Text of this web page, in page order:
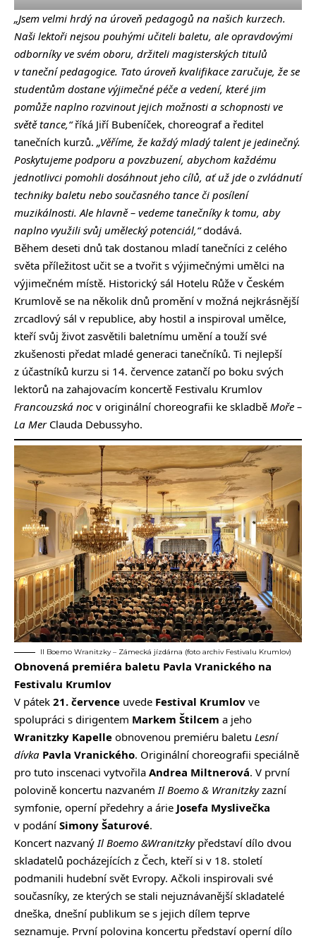
„Jsem velmi hrdý na úroveň pedagogů na našich kurzech.
Naši lektoři nejsou pouhými učiteli baletu, ale opravdovými
odborníky ve svém oboru, držiteli magisterských titulů
v taneční pedagogice. Tato úroveň kvalifikace zaručuje, že se
studentům dostane výjimečné péče a vedení, které jim
pomůže naplno rozvinout jejich možnosti a schopnosti ve
světě tance,“říká Jiří Bubeníček, choreograf a ředitel
tanečních kurzů. „Věříme, že každý mladý talent je jedinečný.
Poskytujeme podporu a povzbuzení, abychom každému
jednotlivci pomohli dosáhnout jeho cílů, ať už jde o zvládnutí
techniky baletu nebo současného tance či posílení
muzikálnosti. Ale hlavně – vedeme tanečníky k tomu, aby
naplno využili svůj umělecký potenciál,“dodává.
Během deseti dnů tak dostanou mladí tanečníci z celého
světa příležitost učit se a tvořit s výjimečnými umělci na
výjimečném místě. Historický sál Hotelu Růže v Českém
Krumlově se na několik dnů promění v možná nejkrásnější
zrcadlový sál v republice, aby hostil a inspiroval umělce,
kteří svůj život zasvětili baletnímu umění a touží své
zkušenosti předat mladé generaci tanečníků. Ti nejlepší
z účastníků kurzu si 14. července zatančí po boku svých
lektorů na zahajovacím koncertě Festivalu Krumlov
Francouzská noc v originální choreografii ke skladbě Moře –
La MerClauda Debussyho.
Il Boemo Wranitzky – Zámecká jízdárna (foto archiv Festivalu Krumlov)
Obnovená premiéra baletu Pavla Vranického na
Festivalu Krumlov
V pátek 21. července uvede Festival Krumlov ve
spolupráci s dirigentem Markem Štilcem a jeho
Wranitzky Kapelle obnovenou premiéru baletu Lesní
dívka Pavla Vranického. Originální choreografii speciálně
pro tuto inscenaci vytvořila Andrea Miltnerová. V první
polovině koncertu nazvaném Il Boemo & Wranitzkyzazní
symfonie, operní předehry a árie Josefa Myslivečka
v podání Simony Šaturové.
Koncert nazvaný Il Boemo &Wranitzkypředstaví dílo dvou
skladatelů pocházejících z Čech, kteří si v 18. století
podmanili hudební svět Evropy. Ačkoli inspirovali své
současníky, ze kterých se stali nejuznávanější skladatelé
dneška, dnešní publikum se s jejich dílem teprve
seznamuje. První polovina koncertu představí operní dílo